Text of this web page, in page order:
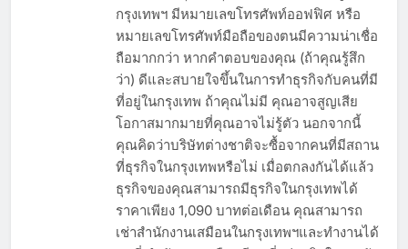
หรือไม่เมื่อคุณทำธุรกิจกับบริษัทที่มีที่อยู่ใน
กรุงเทพฯ มีหมายเลขโทรศัพท์ออฟฟิศ หรือ
หมายเลขโทรศัพท์มือถือของตนมีความน่าเชื่อ
ถือมากกว่า หากคำตอบของคุณ (ถ้าคุณรู้สึก
ว่า) ดีและสบายใจขึ้นในการทำธุรกิจกับคนที่มี
ที่อยู่ในกรุงเทพ ถ้าคุณไม่มี คุณอาจสูญเสีย
โอกาสมากมายที่คุณอาจไม่รู้ตัว นอกจากนี้
คุณคิดว่าบริษัทต่างชาติจะซื้อจากคนที่มีสถาน
ที่ธุรกิจในกรุงเทพหรือไม่ เมื่อตกลงกันได้แล้ว
ธุรกิจของคุณสามารถมีธุรกิจในกรุงเทพได้
ราคาเพียง 1,090 บาทต่อเดือน คุณสามารถ